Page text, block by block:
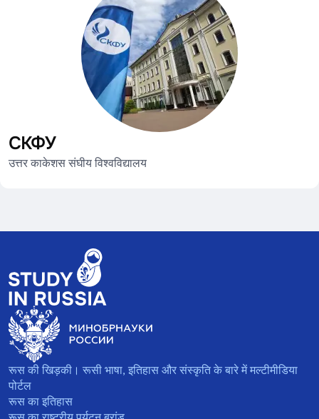
СКФУ
उत्तर काकेशस संघीय विश्वविद्यालय
रूस की खिड़की। रूसी भाषा, इतिहास और संस्कृति के बारे में मल्टीमीडिया
पोर्टल
रूस का इतिहास